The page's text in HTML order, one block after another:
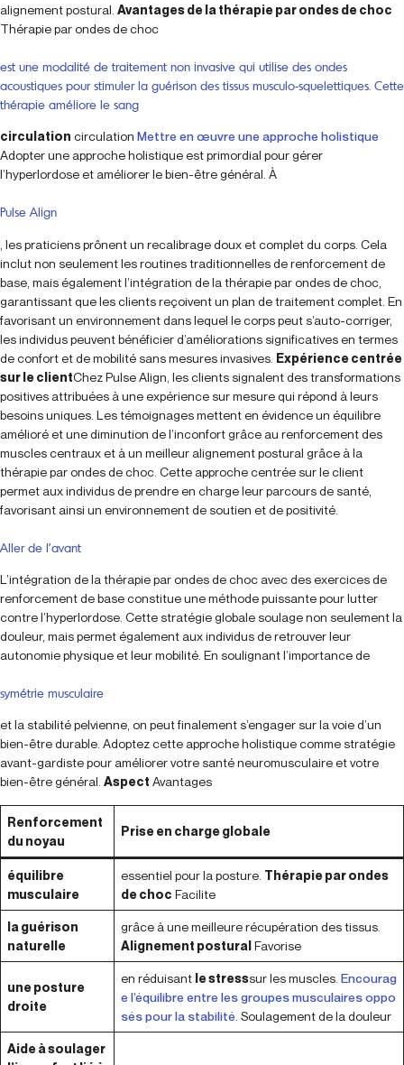
alignement postural. Avantages de la thérapie par ondes de choc
Thérapie par ondes de choc
est une modalité de traitement non invasive qui utilise des ondes
acoustiques pour stimuler la guérison des tissus musculo-squelettiques. Cette
thérapie améliore le sang
circulation circulation Mettre en œuvre une approche holistique
Adopter une approche holistique est primordial pour gérer
l’hyperlordose et améliorer le bien-être général. À
Pulse Align
, les praticiens prônent un recalibrage doux et complet du corps. Cela
inclut non seulement les routines traditionnelles de renforcement de
base, mais également l’intégration de la thérapie par ondes de choc,
garantissant que les clients reçoivent un plan de traitement complet. En
favorisant un environnement dans lequel le corps peut s’auto-corriger,
les individus peuvent bénéficier d’améliorations significatives en termes
de confort et de mobilité sans mesures invasives. Expérience centrée
sur le clientChez Pulse Align, les clients signalent des transformations
positives attribuées à une expérience sur mesure qui répond à leurs
besoins uniques. Les témoignages mettent en évidence un équilibre
amélioré et une diminution de l’inconfort grâce au renforcement des
muscles centraux et à un meilleur alignement postural grâce à la
thérapie par ondes de choc. Cette approche centrée sur le client
permet aux individus de prendre en charge leur parcours de santé,
favorisant ainsi un environnement de soutien et de positivité.
Aller de l’avant
L’intégration de la thérapie par ondes de choc avec des exercices de
renforcement de base constitue une méthode puissante pour lutter
contre l’hyperlordose. Cette stratégie globale soulage non seulement la
douleur, mais permet également aux individus de retrouver leur
autonomie physique et leur mobilité. En soulignant l’importance de
symétrie musculaire
et la stabilité pelvienne, on peut finalement s’engager sur la voie d’un
bien-être durable. Adoptez cette approche holistique comme stratégie
avant-gardiste pour améliorer votre santé neuromusculaire et votre
bien-être général. Aspect Avantages
Renforcement
du noyau
Prise en charge globale
équilibre
musculaire
essentiel pour la posture. Thérapie par ondes
de choc Facilite
la guérison
naturelle
grâce à une meilleure récupération des tissus.
Alignement posturalFavorise
une posture
droite
en réduisant le stresssur les muscles. Encourag
e l’équilibre entre les groupes musculaires oppo
sés pour la stabilité. Soulagement de la douleur
Aide à soulager